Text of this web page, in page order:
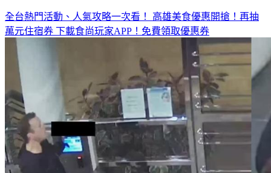
全台熱門活動、人氣攻略一次看！ 高雄美食優惠開搶！再抽
萬元住宿券 下載食尚玩家APP！免費領取優惠券